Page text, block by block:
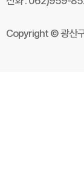
Copyright © 광산